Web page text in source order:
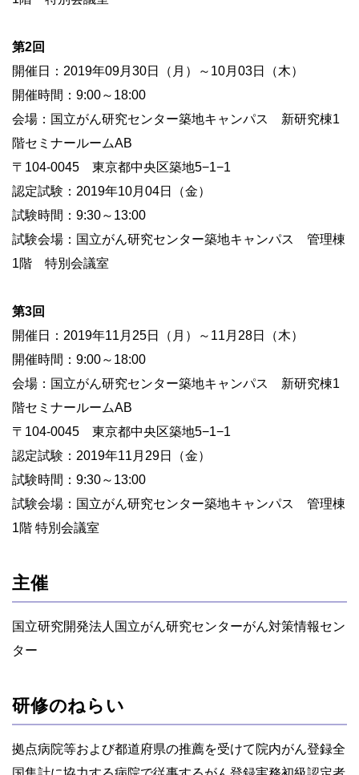
第2回
開催日：2019年09月30日（月）～10月03日（木）
開催時間：9:00～18:00
会場：国立がん研究センター築地キャンパス 新研究棟1
階セミナールームAB
〒104-0045 東京都中央区築地5−1−1
認定試験：2019年10月04日（金）
試験時間：9:30～13:00
試験会場：国立がん研究センター築地キャンパス 管理棟
1階 特別会議室
第3回
開催日：2019年11月25日（月）～11月28日（木）
開催時間：9:00～18:00
会場：国立がん研究センター築地キャンパス 新研究棟1
階セミナールームAB
〒104-0045 東京都中央区築地5−1−1
認定試験：2019年11月29日（金）
試験時間：9:30～13:00
試験会場：国立がん研究センター築地キャンパス 管理棟
1階 特別会議室
主催
国立研究開発法人国立がん研究センターがん対策情報セン
ター
研修のねらい
拠点病院等および都道府県の推薦を受けて院内がん登録全